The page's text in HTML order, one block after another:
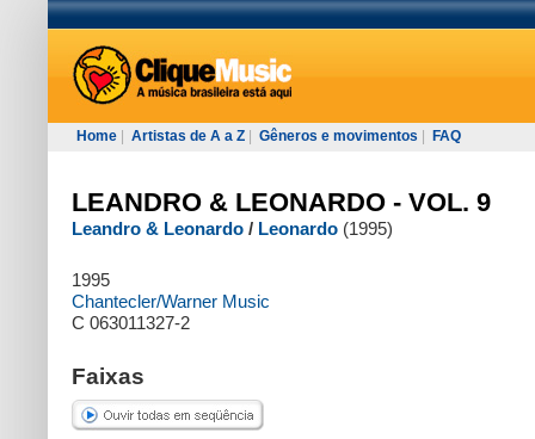
Home Artistas de A a Z Gêneros e movimentos FAQ
LEANDRO & LEONARDO - VOL. 9
Leandro & Leonardo / Leonardo (1995)
1995
Chantecler/Warner Music
C 063011327-2
Faixas